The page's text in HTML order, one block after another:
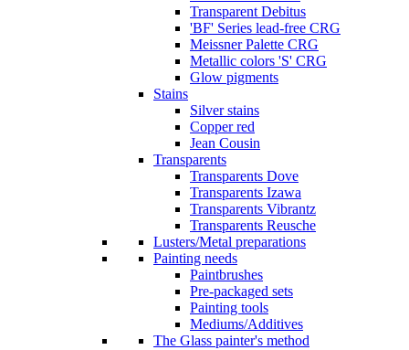
Transparent Debitus
'BF' Series lead-free CRG
Meissner Palette CRG
Metallic colors 'S' CRG
Glow pigments
Stains
Silver stains
Copper red
Jean Cousin
Transparents
Transparents Dove
Transparents Izawa
Transparents Vibrantz
Transparents Reusche
Lusters/Metal preparations
Painting needs
Paintbrushes
Pre-packaged sets
Painting tools
Mediums/Additives
The Glass painter's method